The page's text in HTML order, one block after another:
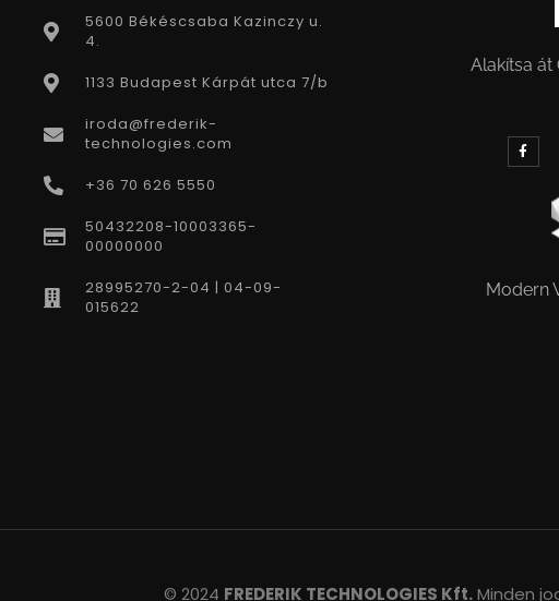
5600 Békéscsaba Kazinczy u.
4.
1133 Budapest Kárpát utca 7/b
iroda@frederik-
technologies.com
+36 70 626 5550
50432208-10003365-
00000000
28995270-2-04 | 04-09-
015622
Alakítsa át
Modern
© 2024 FREDERIK TECHNOLOGIES Kft.Minden